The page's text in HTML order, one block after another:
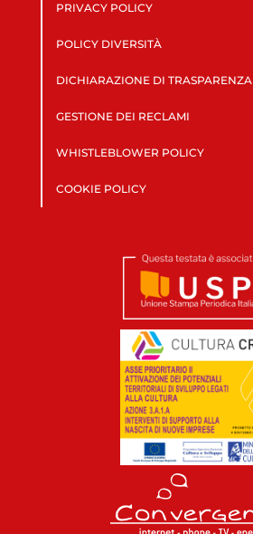
PRIVACY POLICY
POLICY DIVERSITÀ
DICHIARAZIONE DI TRASPARENZA
GESTIONE DEI RECLAMI
WHISTLEBLOWER POLICY
COOKIE POLICY